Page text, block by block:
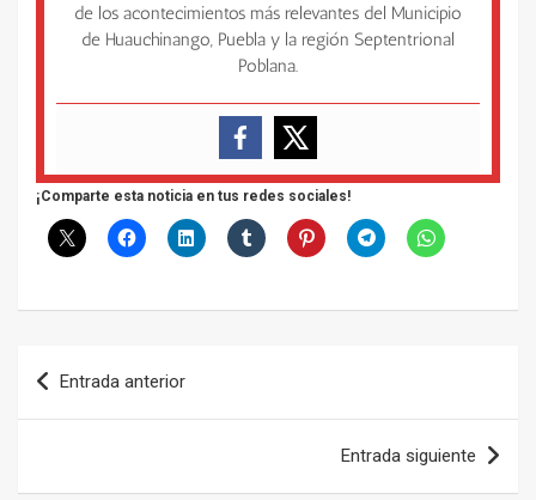
de los acontecimientos más relevantes del Municipio
de Huauchinango, Puebla y la región Septentrional
Poblana.
¡Comparte esta noticia en tus redes sociales!
Navegación
de
Entrada anterior
Entrada siguiente